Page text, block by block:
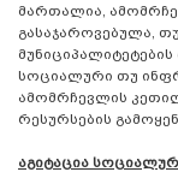
მართალია,
გასაჯაროვებულა,
მუნიციპალიტეტების
სოციალური თუ
ამომრჩევლის
რესურსების
აგიტაცია